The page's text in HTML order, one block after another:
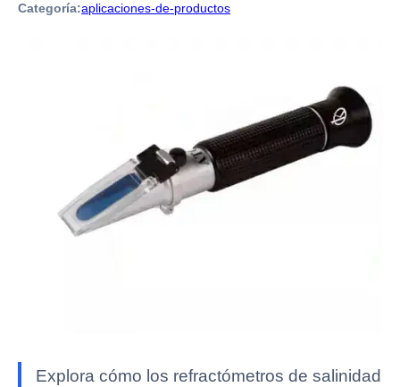
Categoría:aplicaciones-de-productos
Explora cómo los refractómetros de salinidad